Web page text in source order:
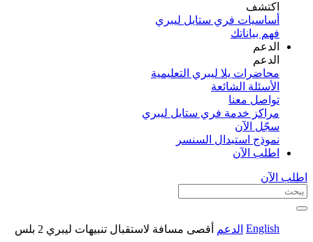
اكتشف​
أساسيات فري ستايل ليبري
فهم بياناتك
الدعم
الدعم
محاضرات يلا ليبري التعليمية
الأسئلة الشائعة
تواصل معنا
مراكز خدمة فري ستايل ليبري
سجّل الآن​
نموذج استبدال السنسر
اطلب الآن
اطلب الآن
English الدعم أقصى مسافة لاستقبال تنبيهات ليبري 2 بلس